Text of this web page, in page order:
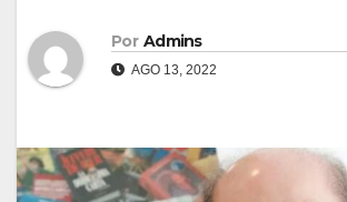
Por Admins
AGO 13, 2022